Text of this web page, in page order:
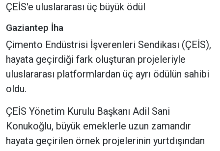
ÇEİS'e uluslararası üç büyük ödül
Gaziantep İha
Çimento Endüstrisi İşverenleri Sendikası (ÇEİS),
hayata geçirdiği fark oluşturan projeleriyle
uluslararası platformlardan üç ayrı ödülün sahibi
oldu.
ÇEİS Yönetim Kurulu Başkanı Adil Sani
Konukoğlu, büyük emeklerle uzun zamandır
hayata geçirilen örnek projelerinin yurtdışından